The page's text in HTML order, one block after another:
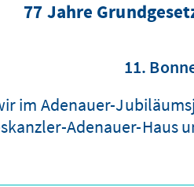
77 Jahre
11.
im Adenauer-
Adenauer-Haus